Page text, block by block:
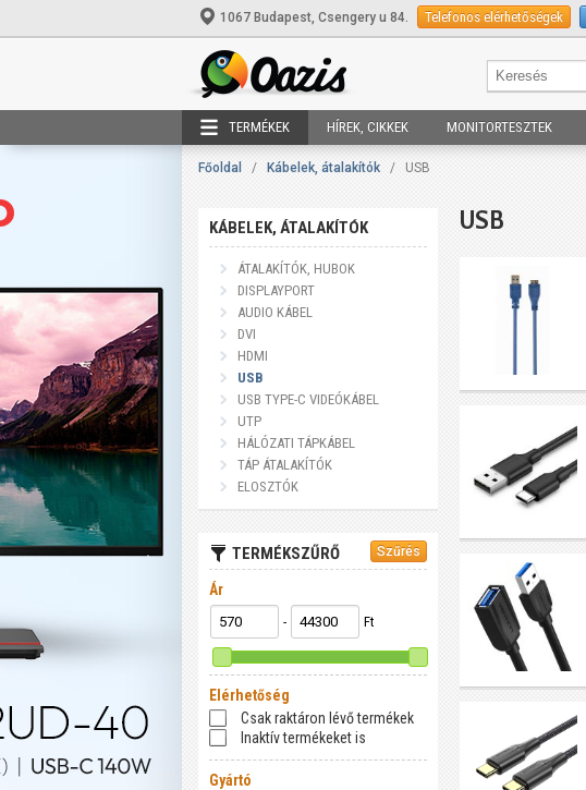
1067 Budapest, Csengery u 84. Telefonos elérhetőségek
TERMÉKEK HÍREK, CIKKEK MONITORTESZTEK
Főoldal / Kábelek, átalakítók / USB
KÁBELEK, ÁTALAKÍTÓK
ÁTALAKÍTÓK, HUBOK
DISPLAYPORT
AUDIO KÁBEL
DVI
HDMI
USB
USB TYPE-C VIDEÓKÁBEL
UTP
HÁLÓZATI TÁPKÁBEL
TÁP ÁTALAKÍTÓK
ELOSZTÓK
TERMÉKSZŰRŐ
Ár
- Ft
Elérhetőség
Csak raktáron lévő termékek
Inaktív termékeket is
Gyártó
USB